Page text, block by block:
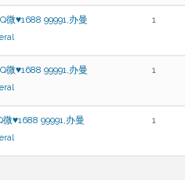
微♥1688 99991,办曼 1
微♥1688 99991,办曼 1
♥1688 99991,办曼 1